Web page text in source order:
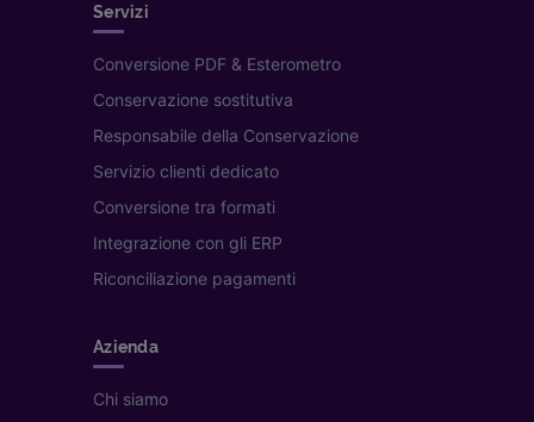
Servizi
Conversione PDF & Esterometro
Conservazione sostitutiva
Responsabile della Conservazione
Servizio clienti dedicato
Conversione tra formati
Integrazione con gli ERP
Riconciliazione pagamenti
Azienda
Chi siamo